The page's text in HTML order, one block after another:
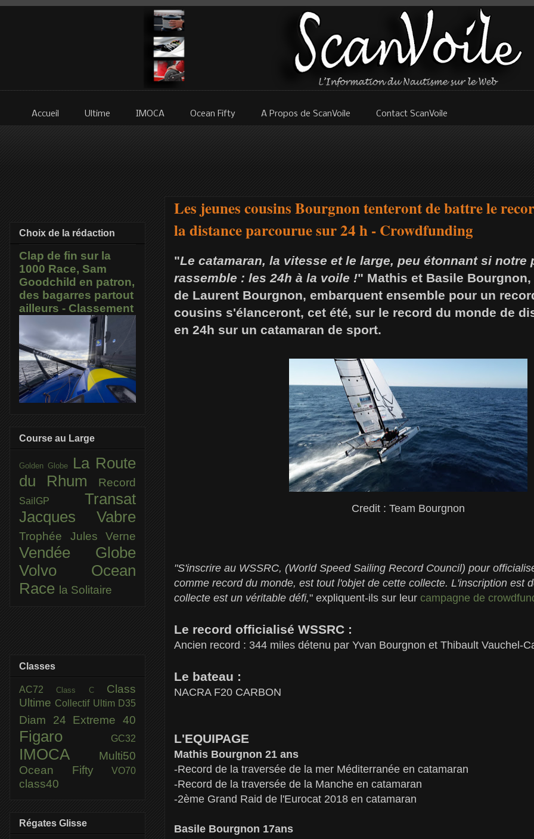
Accueil Ultime IMOCA Ocean Fifty A Propos de ScanVoile Contact ScanVoile
Les jeunes cousins Bourgnon tenteront de battre le
la distance parcourue sur 24 h - Crowdfunding
"Le catamaran, la vitesse et le large, peu étonnant si notre
rassemble : les 24h à la voile !" Mathis et Basile
de Laurent Bourgnon, embarquent ensemble pour un
cousins s'élanceront, cet été, sur le record du monde de
en 24h sur un catamaran de sport.
Credit : Team Bourgnon
"S'inscrire au WSSRC, (World Speed Sailing Record Council) pour
comme record du monde, est tout l'objet de cette collecte. L'inscription est
collecte est un véritable défi," expliquent-ils sur leur campagne de
Le record officialisé WSSRC :
Ancien record : 344 miles détenu par Yvan Bourgnon et Thibault Vauchel-
Le bateau :
NACRA F20 CARBON
L'EQUIPAGE
Mathis Bourgnon 21 ans
-Record de la traversée de la mer Méditerranée en catamaran
-Record de la traversée de la Manche en catamaran
-2ème Grand Raid de l'Eurocat 2018 en catamaran
Basile Bourgnon 17ans
Choix de la rédaction
Clap de fin sur la
1000 Race, Sam
Goodchild en patron,
des bagarres partout
ailleurs - Classement
Course au Large
Golden Globe
La Route
du Rhum
Record
SailGP Transat
Jacques Vabre
Trophée Jules Verne
Vendée Globe
Volvo Ocean
Race la Solitaire
Classes
AC72Class C Class
Ultime Collectif Ultim D35
Diam 24 Extreme 40
Figaro GC32
IMOCA
Multi50
Ocean Fifty
VO70
class40
Régates Glisse